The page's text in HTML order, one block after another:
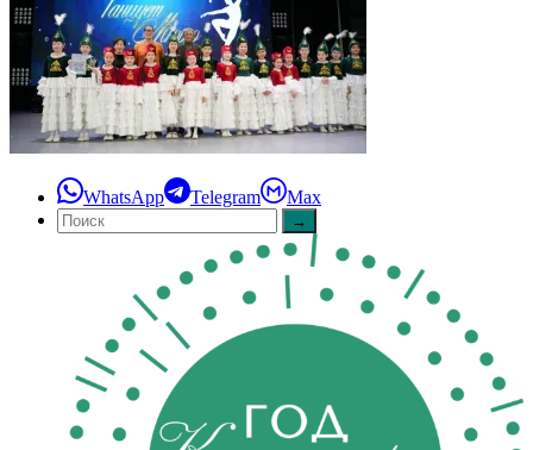
WhatsApp Telegram Max